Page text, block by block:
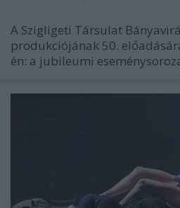
A Szigligeti Társulat
produkciójának 50.
én: a jubileumi